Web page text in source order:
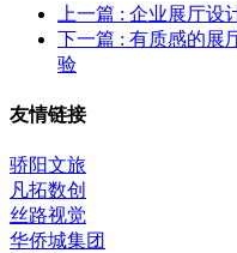
上一篇 : 企业展厅设
下一篇 : 有质感的展
验
友情链接
骄阳文旅
凡拓数创
丝路视觉
华侨城集团